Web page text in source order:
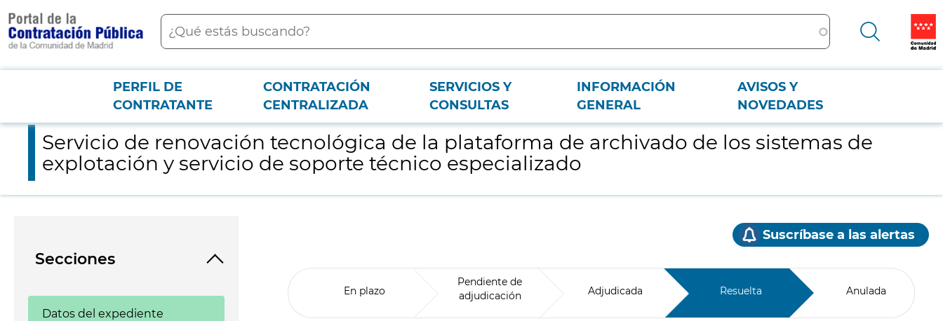
contenido
principal
Buscar
Menú PCON
PERFIL DE
CONTRATANTE
CONTRATACIÓN
CENTRALIZADA
SERVICIOS Y
CONSULTAS
INFORMACIÓN
GENERAL
AVISOS Y
NOVEDADES
Servicio de renovación tecnológica de la plataforma de archivado de los sistemas de explotación y servicio de soporte técnico especializado
Servicio de renovación tecnológica de la plataforma de archivado de los sistemas de
explotación y servicio de soporte técnico especializado
Secciones
Datos del expediente
Suscríbase a las alertas
En plazo
Pendiente de
adjudicación
Adjudicada Resuelta Anulada